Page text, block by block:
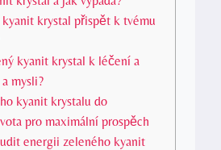
kyanit krystal přispět k tvému
kyanit krystal k léčení a
mysli?
kyanit krystalu do
pro maximální prospěch
energii zeleného kyanit